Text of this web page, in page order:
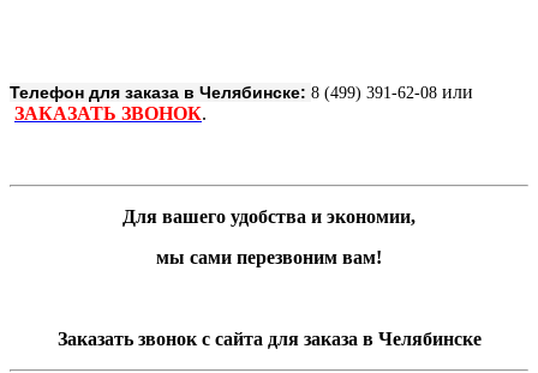
Телефон для заказа в Челябинске: 8 (499) 391-62-08 или
ЗАКАЗАТЬ ЗВОНОК.
Для вашего удобства и экономии,
мы сами перезвоним вам!
Заказать звонок с сайта для заказа в Челябинске